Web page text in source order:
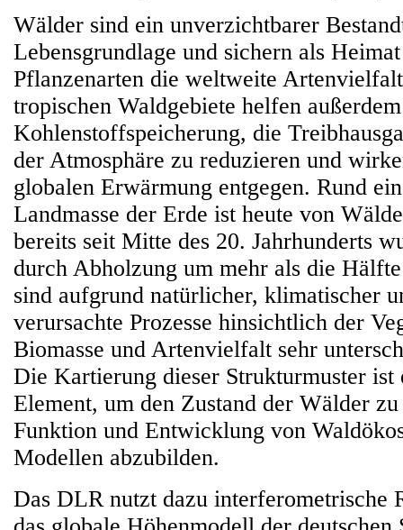
Wälder sind ein unverzichtbarer
Lebensgrundlage und sichern als
Pflanzenarten die weltweite
tropischen Waldgebiete helfen
Kohlenstoffspeicherung, die
der Atmosphäre zu reduzieren und
globalen Erwärmung entgegen. Rund
Landmasse der Erde ist heute von
bereits seit Mitte des 20. Jahrhunderts
durch Abholzung um mehr als die
sind aufgrund natürlicher, klimatischer
verursachte Prozesse hinsichtlich der
Biomasse und Artenvielfalt sehr
Die Kartierung dieser Strukturmuster ist
Element, um den Zustand der Wälder
Funktion und Entwicklung von
Modellen abzubilden.
Das DLR nutzt dazu interferometrische